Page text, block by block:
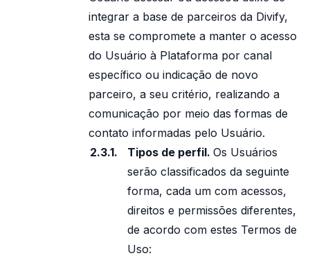
integrar a base de parceiros da Divify,
esta se compromete a manter o acesso
do Usuário à Plataforma por canal
específico ou indicação de novo
parceiro, a seu critério, realizando a
comunicação por meio das formas de
contato informadas pelo Usuário.
Tipos de perfil. Os Usuários
serão classificados da seguinte
forma, cada um com acessos,
direitos e permissões diferentes,
de acordo com estes Termos de
Uso: